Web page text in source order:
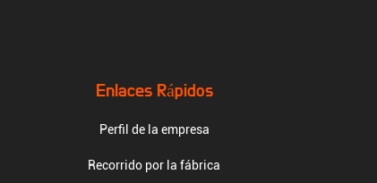
Enlaces Rápidos
Perfil de la empresa
Recorrido por la fábrica